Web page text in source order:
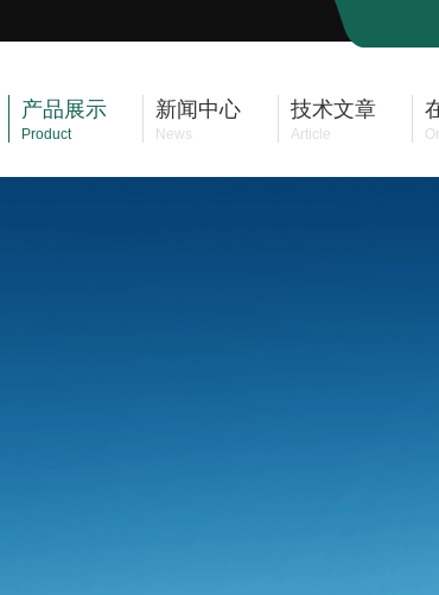
产品展示
Product
新闻中心
News
技术文章
Article